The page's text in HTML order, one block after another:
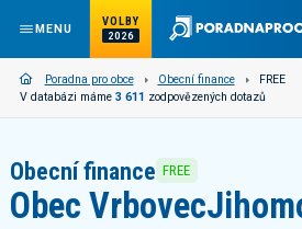
MENU
VOLBY
2026
Poradna pro obce Obecní finance
FREE
V databázi máme 3 611 zodpovězených dotazů
Obecní finance FREE
Obec Vrbovec